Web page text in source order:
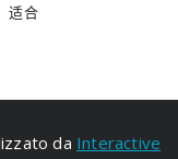
适合
da Interactive